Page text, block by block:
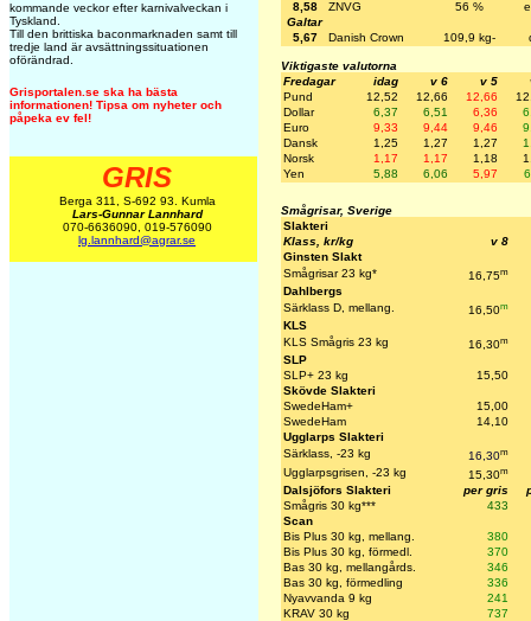
kommande veckor efter karnivalveckan i
Tyskland.
Till den brittiska baconmarknaden samt till
tredje land är avsättningssituationen
oförändrad.
Grisportalen.se ska ha bästa
informationen! Tipsa om nyheter och
påpeka ev fel!
GRIS
Berga 311, S-692 93. Kumla
Lars-Gunnar Lannhard
070-6636090, 019-576090
lg.lannhard@agrar.se
8,58
ZNVG 56 %
Galtar
5,67
Danish Crown 109,9 kg-
Viktigaste valutorna
Fredagar
idag v 6 v 5
Pund
12,52 12,66 12,66
Dollar
6,37 6,51 6,36
Euro
9,33 9,44 9,46
Dansk
1,25 1,27 1,27
Norsk
1,17 1,17 1,18
Yen
5,88 6,06 5,97
Smågrisar, Sverige
Slakteri
Klass, kr/kg
v 8
Ginsten Slakt
Smågrisar 23 kg*
16,75m
Dahlbergs
Särklass D, mellang.
16,50m
KLS
KLS Smågris 23 kg
16,30m
SLP
SLP+ 23 kg
15,50
Skövde Slakteri
SwedeHam+
15,00
SwedeHam
14,10
Ugglarps Slakteri
Särklass, -23 kg
16,30m
Ugglarpsgrisen, -23 kg 15,30m
Dalsjöfors Slakteri per gris
Smågris 30 kg***
433
Scan
Bis Plus 30 kg, mellang.
380
Bis Plus 30 kg, förmedl.
370
Bas 30 kg, mellangårds.
346
Bas 30 kg, förmedling
336
Nyavvanda 9 kg
241
KRAV 30 kg
737